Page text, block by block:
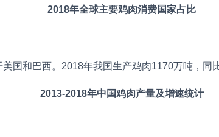
2018年全球主要鸡肉消费国家占比
和巴西。2018年我国生产鸡肉1170万吨，同
2013-2018年中国鸡肉产量及增速统计